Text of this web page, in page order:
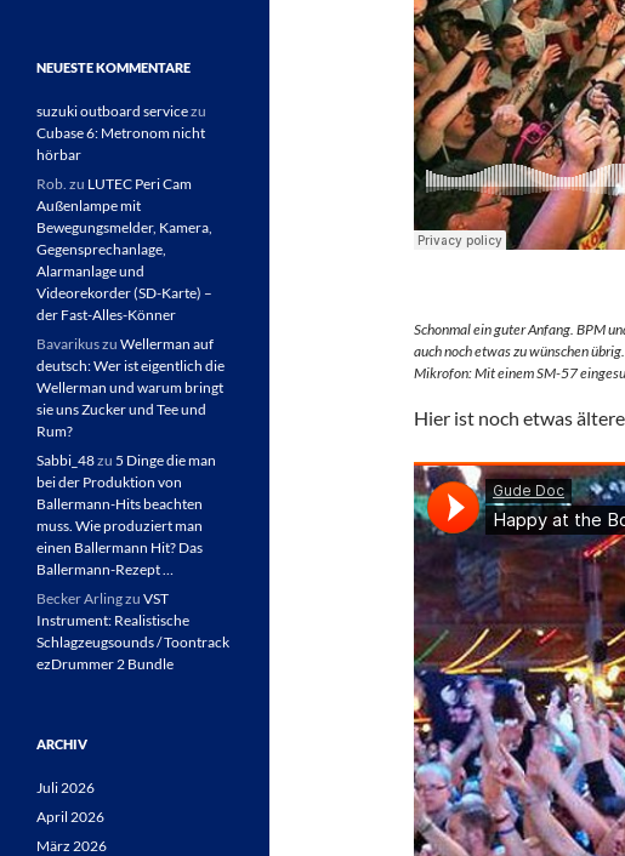
Schonmal ein guter Anfang. BPM
auch noch etwas zu wünschen übrig.
Mikrofon: Mit einem SM-57
Hier ist noch etwas
NEUESTE KOMMENTARE
suzuki outboard servicezu
Cubase 6: Metronom nicht
hörbar
Rob. zu LUTEC Peri Cam
Außenlampe mit
Bewegungsmelder, Kamera,
Gegensprechanlage,
Alarmanlage und
Videorekorder (SD-Karte) –
der Fast-Alles-Könner
Bavarikuszu Wellerman auf
deutsch: Wer ist eigentlich die
Wellerman und warum bringt
sie uns Zucker und Tee und
Rum?
Sabbi_48zu 5 Dinge die man
bei der Produktion von
Ballermann-Hits beachten
muss. Wie produziert man
einen Ballermann Hit? Das
Ballermann-Rezept …
Becker Arlingzu VST
Instrument: Realistische
Schlagzeugsounds / Toontrack
ezDrummer 2 Bundle
ARCHIV
Juli 2026
April 2026
März 2026